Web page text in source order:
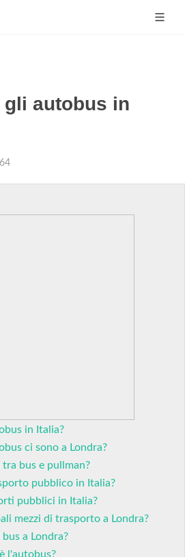
autobus in
in Italia?
ci sono a Londra?
bus e pullman?
pubblico in Italia?
pubblici in Italia?
mezzi di trasporto a Londra?
a Londra?
l'autobus?